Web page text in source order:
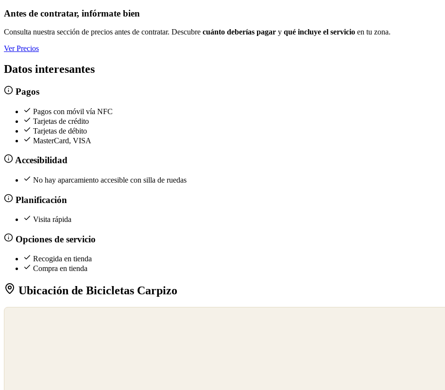
Antes de contratar, infórmate bien
Consulta nuestra sección de precios antes de contratar. Descubre cuánto deberías pagar y qué incluye el servicio en tu zona.
Ver Precios
Datos interesantes
Pagos
Pagos con móvil vía NFC
Tarjetas de crédito
Tarjetas de débito
MasterCard, VISA
Accesibilidad
No hay aparcamiento accesible con silla de ruedas
Planificación
Visita rápida
Opciones de servicio
Recogida en tienda
Compra en tienda
Ubicación de Bicicletas Carpizo